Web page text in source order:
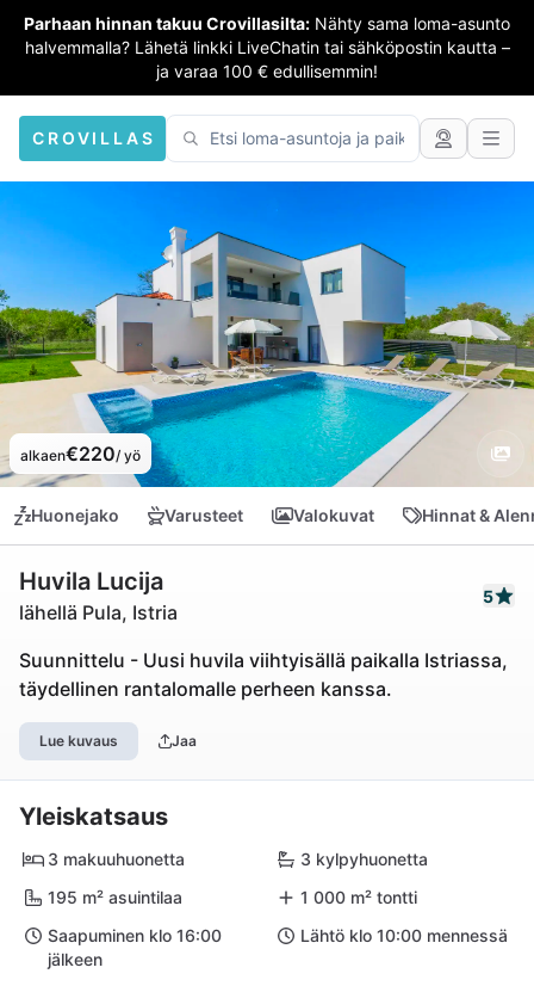
Parhaan hinnan takuu Crovillasilta: Nähty sama loma-asunto
halvemmalla? Lähetä linkki LiveChatin tai sähköpostin kautta –
ja varaa 100 € edullisemmin!
CROVILLAS
alkaen€220/ yö
Huonejako Varusteet Valokuvat Hinnat &
Huvila Lucija
lähellä Pula, Istria
5
Suunnittelu - Uusi huvila viihtyisällä paikalla Istriassa,
täydellinen rantalomalle perheen kanssa.
Lue kuvaus Jaa
Yleiskatsaus
3 makuuhuonetta
3 kylpyhuonetta
195 m² asuintilaa
1 000 m² tontti
Saapuminen klo 16:00
jälkeen
Lähtö klo 10:00 mennessä